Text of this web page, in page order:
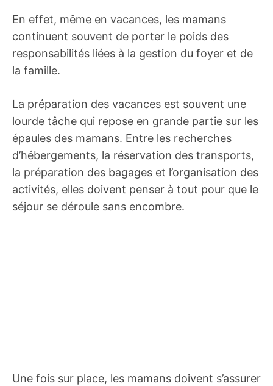
En effet, même en vacances, les mamans
continuent souvent de porter le poids des
responsabilités liées à la gestion du foyer et de
la famille.
La préparation des vacances est souvent une
lourde tâche qui repose en grande partie sur les
épaules des mamans. Entre les recherches
d’hébergements, la réservation des transports,
la préparation des bagages et l’organisation des
activités, elles doivent penser à tout pour que le
séjour se déroule sans encombre.
Une fois sur place, les mamans doivent s’assurer